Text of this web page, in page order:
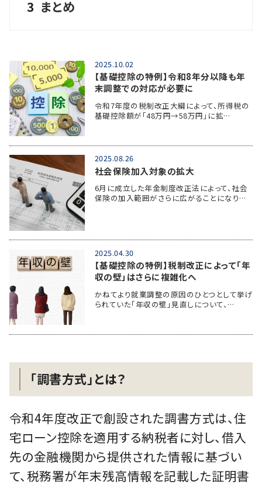
3 まとめ
2025.10.02
【基礎控除の特例】令和8年分以降も年
末調整での対応が必要に
令和7年度の税制改正大綱によって、所得税の
基礎控除額が「48万円→58万円」に拡…
2025.08.26
社会保険加入対象の拡大
6月に成立した年金制度改正法によって、社会
保険の加入範囲がさらに広がることになり…
2025.04.30
【基礎控除の特例】税制改正によって「年
収の壁」はさらに複雑化へ
かねてより就業調整の原因のひとつとして挙げ
られていた「年収の壁」見直しについて、…
「調書方式」とは？
令和4年度改正で創設された調書方式は、住
宅ローン控除を適用する納税者に対し、借入
先の金融機関から提供された情報に基づい
て、税務署が年末残高情報を記載した証明書